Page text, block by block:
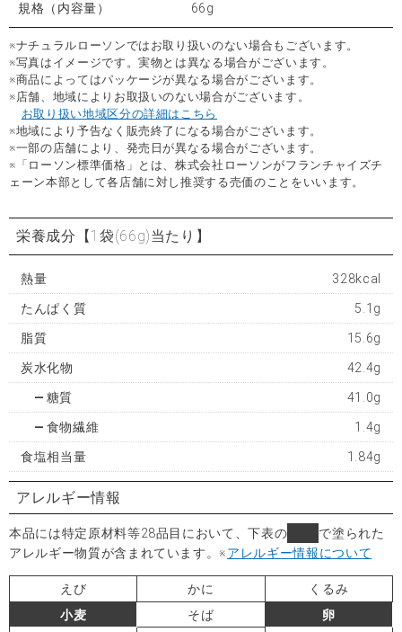
規格（内容量） 66g
※ナチュラルローソンではお取り扱いのない場合もございます。
※写真はイメージです。実物とは異なる場合がございます。
※商品によってはパッケージが異なる場合がございます。
※店舗、地域によりお取扱いのない場合がございます。
お取り扱い地域区分の詳細はこちら
※地域により予告なく販売終了になる場合がございます。
※一部の店舗により、発売日が異なる場合がございます。
※「ローソン標準価格」とは、株式会社ローソンがフランチャイズチ
ェーン本部として各店舗に対し推奨する売価のことをいいます。
栄養成分 【1袋(66g)当たり】
熱量 328kcal
たんぱく質 5.1g
脂質 15.6g
炭水化物 42.4g
糖質 41.0g
食物繊維 1.4g
食塩相当量 1.84g
アレルギー情報
本品には特定原材料等28品目において、下表の
で塗られた
アレルギー物質が含まれています。※アレルギー情報について
えび かに
くるみ
小麦
そば
卵